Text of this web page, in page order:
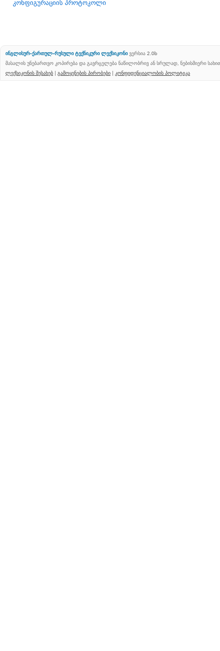
კონფიგურაციის პროტოკოლი
ინგლისურ-ქართულ-რუსული ტექნიკური ლექსიკონი ვერსია 2.0b
მასალის უნებართვო კოპირება და გავრცელება ნაწილობრივ ან სრულად, ნებისმიერი
ლექსიკონის შესახებ | გამოყენების პირობები | კონფიდენციალობის პოლიტიკა